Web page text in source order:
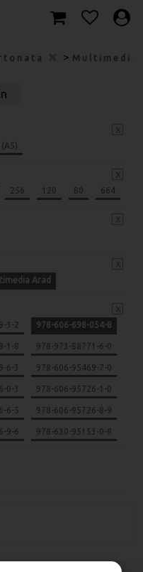
>
256 120 80 664
Arad
3-2 978-606-698-054-8
1-8 978-973-88771-6-0
6-3 978-606-95469-7-0
0-3 978-606-95726-1-0
6-5 978-606-95726-8-9
9-6 978-630-95153-0-8